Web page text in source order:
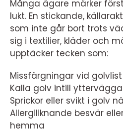
Många ägare märker
lukt. En stickande,
som inte går bort trots
sig i textilier, kläder och
upptäcker tecken som:
Missfärgningar vid
Kalla golv intill
Sprickor eller svikt i golv
Allergiliknande besvär
hemma